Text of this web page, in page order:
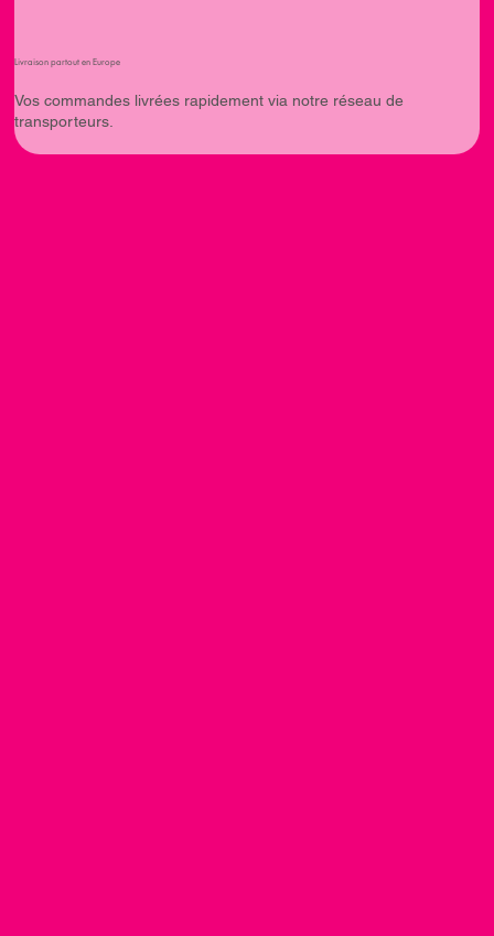
Livraison partout en Europe
Vos commandes livrées rapidement via notre réseau de
transporteurs.